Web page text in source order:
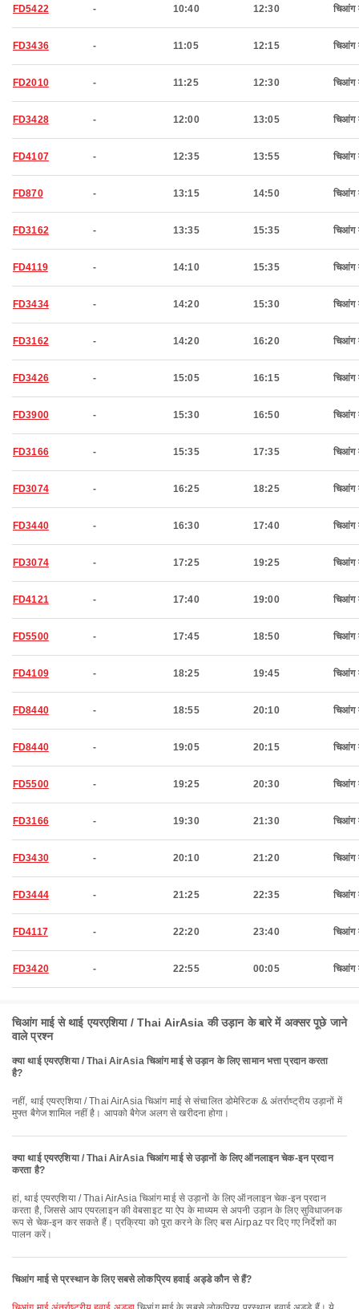
FD5422 - 10:40 12:30 चिआंग
FD3436 - 11:05 12:15 चिआंग
FD2010 - 11:25 12:30 चिआंग
FD3428 - 12:00 13:05 चिआंग
FD4107 - 12:35 13:55 चिआंग
FD870 - 13:15 14:50 चिआंग
FD3162 - 13:35 15:35 चिआंग
FD4119 - 14:10 15:35 चिआंग
FD3434 - 14:20 15:30 चिआंग
FD3162 - 14:20 16:20 चिआंग
FD3426 - 15:05 16:15 चिआंग
FD3900 - 15:30 16:50 चिआंग
FD3166 - 15:35 17:35 चिआंग
FD3074 - 16:25 18:25 चिआंग
FD3440 - 16:30 17:40 चिआंग
FD3074 - 17:25 19:25 चिआंग
FD4121 - 17:40 19:00 चिआंग
FD5500 - 17:45 18:50 चिआंग
FD4109 - 18:25 19:45 चिआंग
FD8440 - 18:55 20:10 चिआंग
FD8440 - 19:05 20:15 चिआंग
FD5500 - 19:25 20:30 चिआंग
FD3166 - 19:30 21:30 चिआंग
FD3430 - 20:10 21:20 चिआंग
FD3444 - 21:25 22:35 चिआंग
FD4117 - 22:20 23:40 चिआंग
FD3420 - 22:55 00:05 चिआंग
चिआंग माई से थाई एयरएशिया / Thai AirAsia की उड़ान के बारे में अक्सर पूछे जाने
वाले प्रश्न
क्या थाई एयरएशिया / Thai AirAsia चिआंग माई से उड़ान के लिए सामान भत्ता प्रदान करता
है?
नहीं, थाई एयरएशिया / Thai AirAsia चिआंग माई से संचालित डोमेस्टिक & अंतर्राष्ट्रीय उड़ानों में
मुफ्त बैगेज शामिल नहीं है। आपको बैगेज अलग से खरीदना होगा।
क्या थाई एयरएशिया / Thai AirAsia चिआंग माई से उड़ानों के लिए ऑनलाइन चेक-इन प्रदान
करता है?
हां, थाई एयरएशिया / Thai AirAsia चिआंग माई से उड़ानों के लिए ऑनलाइन चेक-इन प्रदान
करता है, जिससे आप एयरलाइन की वेबसाइट या ऐप के माध्यम से अपनी उड़ान के लिए सुविधाजनक
रूप से चेक-इन कर सकते हैं। प्रक्रिया को पूरा करने के लिए बस Airpaz पर दिए गए निर्देशों का
पालन करें।
चिआंग माई से प्रस्थान के लिए सबसे लोकप्रिय हवाई अड्डे कौन से हैं?